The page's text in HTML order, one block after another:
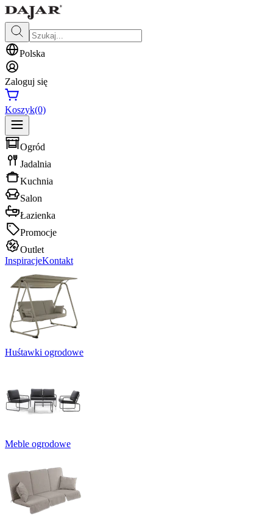
Polska
Zaloguj się
Koszyk(0)
Ogród
Jadalnia
Kuchnia
Salon
Łazienka
Promocje
Outlet
InspiracjeKontakt
Huśtawki ogrodowe
Meble ogrodowe